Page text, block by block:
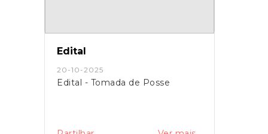
Edital
20-10-2025
Edital - Tomada de Posse